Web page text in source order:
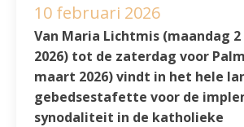
10 februari 2026
Van Maria Lichtmis (maandag
2026) tot de zaterdag voor
maart 2026) vindt in het hele
gebedsestafette voor de
synodaliteit in de katholieke